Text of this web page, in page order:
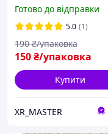
Готово до відправки
5.0 (1)
150₴/упаковка
190 ₴/упаковка
Купити
XR_MASTER